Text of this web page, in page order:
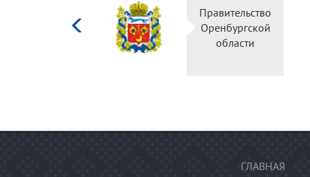
культуры
Российской
Правительство
Оренбургской
области
ГЛАВНАЯ